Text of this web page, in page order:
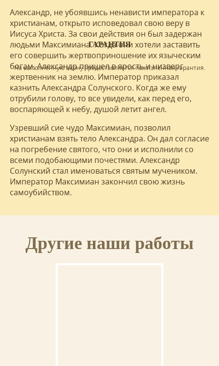
ГАРАНТИЯ
На выполненную икону предоставляется пожизненная гарантия.
Александр, не убоявшись ненависти императора к
христианам, открыто исповедовал свою веру в
Иисуса Христа. За свои действия он был задержан
людьми Максимиана. Когда они хотели заставить
его совершить жертвоприношение их языческим
богам, Александр пришел в ярость и низверг
жертвенник на землю. Император приказал
казнить Александра Солунского. Когда же ему
отрубили голову, то все увидели, как перед его,
воспаряющей к небу, душой летит ангел.
Узревший сие чудо Максимиан, позволил
христианам взять тело Александра. Он дал согласие
на погребение святого, что они и исполнили со
всеми подобающими почестями. Александр
Солунский стал именоваться святым мучеником.
Император Максимиан закончил свою жизнь
самоубийством.
Другие наши работы